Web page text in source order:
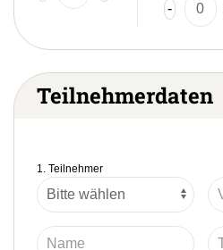
-
Teilnehmerdaten
1. Teilnehmer